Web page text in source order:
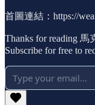
首圖連結：https://
Thanks for reading
Subscribe for free to